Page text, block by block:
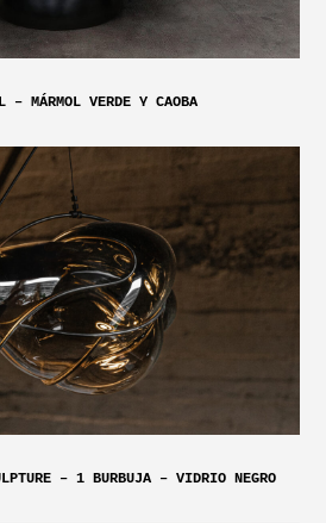
– MÁRMOL VERDE Y CAOBA
– 1 BURBUJA – VIDRIO NEGRO